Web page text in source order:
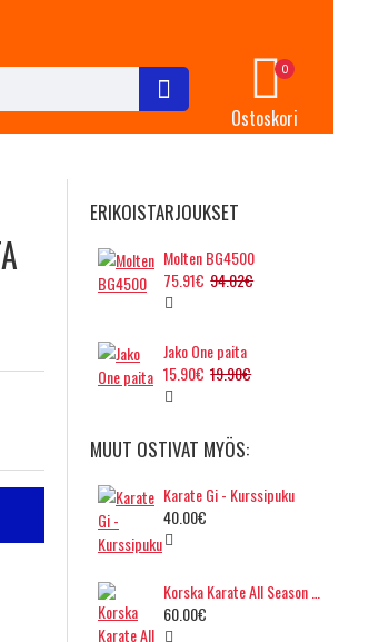
Ostoskori
0
ERIKOISTARJOUKSET
Molten BG4500
75.91€ 94.02€
Jako One paita
15.90€ 19.90€
MUUT OSTIVAT MYÖS:
Karate Gi - Kurssipuku
40.00€
60.00€